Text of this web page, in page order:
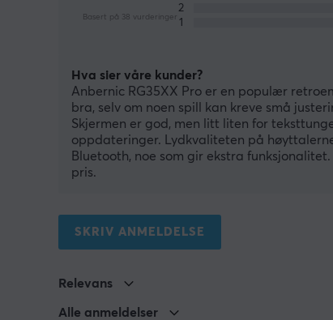
Basert på 38 vurderinger
2
1
Hva sier våre kunder?
Anbernic RG35XX Pro er en populær
bra, selv om noen spill kan kreve små
Skjermen er god, men litt liten for
oppdateringer. Lydkvaliteten på
Bluetooth, noe som gir ekstra
pris.
SKRIV ANMELDELSE
Relevans
Alle anmeldelser